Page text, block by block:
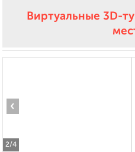
Виртуальные 3D-
2/4
‹